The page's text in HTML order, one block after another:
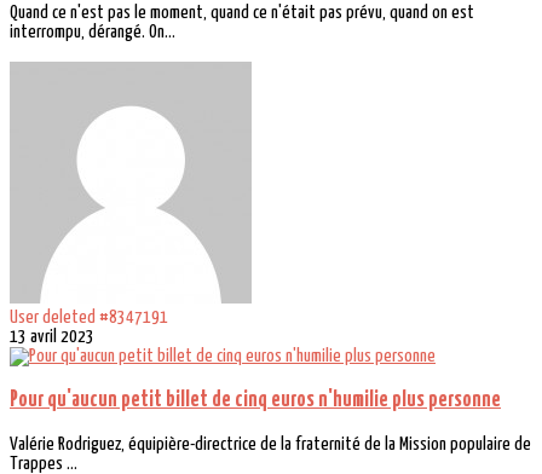
Quand ce n'est pas le moment, quand ce n'était pas prévu, quand on est
interrompu, dérangé. On...
User deleted #8347191
13 avril 2023
Pour qu'aucun petit billet de cinq euros n'humilie plus personne
Valérie Rodriguez, équipière-directrice de la fraternité de la Mission populaire de
Trappes ...